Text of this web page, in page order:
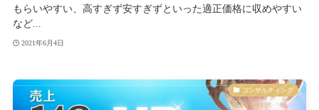
もらいやすい、高すぎず安すぎずといった適正価格に収めやすい
など...
2021年6月4日
コンサルティング